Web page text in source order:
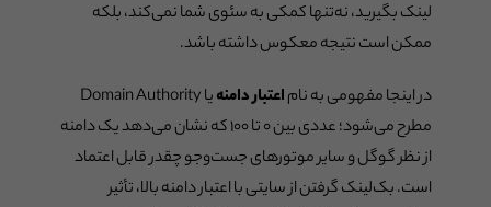
لینک بگیرید، نه‌تنها کمکی به سئوی شما نمی‌کند، بلکه
ممکن است نتیجه معکوس داشته باشد.
در اینجا مفهومی به ناماعتبار دامنه
یا Domain Authority
مطرح می‌شود؛ عددی بین ۰ تا ۱۰۰ که نشان می‌دهد یک دامنه
از نظر گوگل و سایر موتورهای جست‌وجو چقدر قابل اعتماد
است. بک‌لینک گرفتن از سایتی با اعتبار دامنه بالا، تأثیر